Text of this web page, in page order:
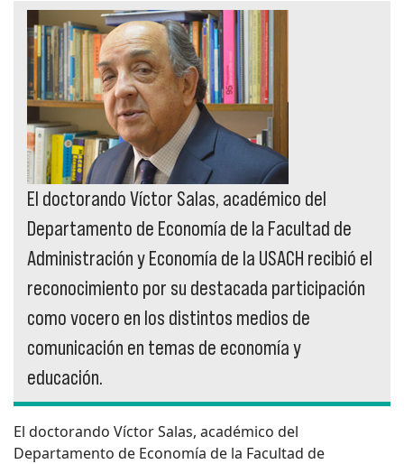
El doctorando Víctor Salas, académico del
Departamento de Economía de la Facultad de
Administración y Economía de la USACH recibió el
reconocimiento por su destacada participación
como vocero en los distintos medios de
comunicación en temas de economía y
educación.
El doctorando Víctor Salas, académico del
Departamento de Economía de la Facultad de